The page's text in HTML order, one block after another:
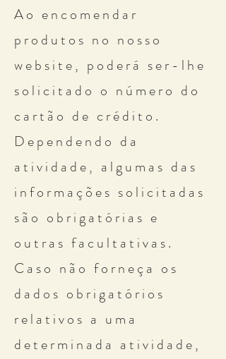
Ao encomendar
produtos no nosso
website, poderá ser-lhe
solicitado o número do
cartão de crédito.
Dependendo da
atividade, algumas das
informações solicitadas
são obrigatórias e
outras facultativas.
Caso não forneça os
dados obrigatórios
relativos a uma
determinada atividade,